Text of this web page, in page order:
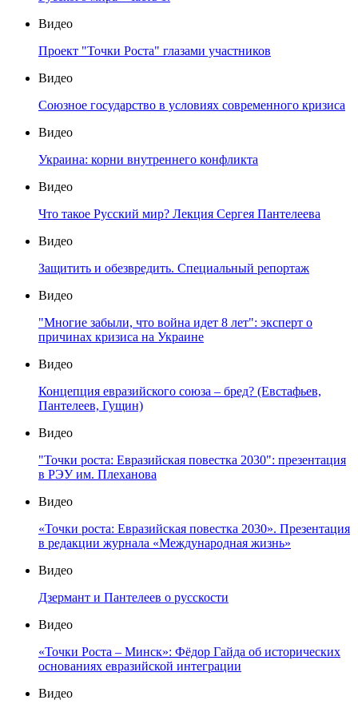
Видео
Проект "Точки Роста" глазами участников
Видео
Союзное государство в условиях современного кризиса
Видео
Украина: корни внутреннего конфликта
Видео
Что такое Русский мир? Лекция Сергея Пантелеева
Видео
Защитить и обезвредить. Специальный репортаж
Видео
"Многие забыли, что война идет 8 лет": эксперт о
причинах кризиса на Украине
Видео
Концепция евразийского союза – бред? (Евстафьев,
Пантелеев, Гущин)
Видео
"Точки роста: Евразийская повестка 2030": презентация
в РЭУ им. Плеханова
Видео
«Точки роста: Евразийская повестка 2030». Презентация
в редакции журнала «Международная жизнь»
Видео
Дзермант и Пантелеев о русскости
Видео
«Точки Роста – Минск»: Фёдор Гайда об исторических
основаниях евразийской интеграции
Видео